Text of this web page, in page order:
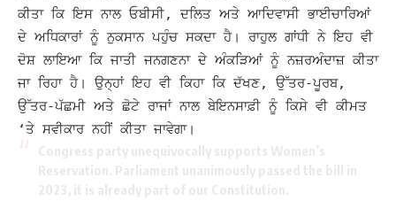
ਕੀਤਾ ਕਿ ਇਸ ਨਾਲ ਓਬੀਸੀ, ਦਲਿਤ ਅਤੇ ਆਦਿਵਾਸੀ ਭਾਈਚਾਰਿਆਂ
ਦੇ ਅਧਿਕਾਰਾਂ ਨੂੰ ਨੁਕਸਾਨ ਪਹੁੰਚ ਸਕਦਾ ਹੈ। ਰਾਹੁਲ ਗਾਂਧੀ ਨੇ ਇਹ ਵੀ
ਦੋਸ਼ ਲਾਇਆ ਕਿ ਜਾਤੀ ਜਨਗਣਨਾ ਦੇ ਅੰਕੜਿਆਂ ਨੂੰ ਨਜ਼ਰਅੰਦਾਜ਼ ਕੀਤਾ
ਜਾ ਰਿਹਾ ਹੈ। ਉਨ੍ਹਾਂ ਇਹ ਵੀ ਕਿਹਾ ਕਿ ਦੱਖਣ, ਉੱਤਰ-ਪੂਰਬ,
ਉੱਤਰ-ਪੱਛਮੀ ਅਤੇ ਛੋਟੇ ਰਾਜਾਂ ਨਾਲ ਬੇਇਨਸਾਫ਼ੀ ਨੂੰ ਕਿਸੇ ਵੀ ਕੀਮਤ
‘ਤੇ ਸਵੀਕਾਰ ਨਹੀਂ ਕੀਤਾ ਜਾਵੇਗਾ।